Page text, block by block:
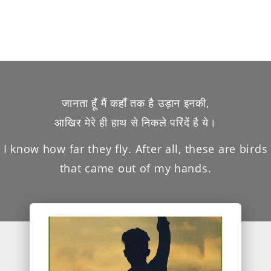
जानता हूँ मैं कहाँ तक है उड़ान इनकी,
आखिर मेरे ही हाथ से निकले परिंदें है ये।
I know how far they fly. After all, these are birds
that came out of my hands.